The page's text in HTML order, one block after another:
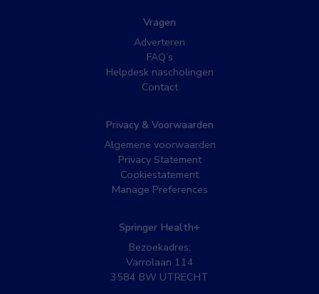
Vragen
Adverteren
FAQ’s
Helpdesk nascholingen
Contact
Privacy & Voorwaarden
Algemene voorwaarden
Privacy Statement
Cookiestatement
Manage Preferences
Springer Health+
Bezoekadres:
Varrolaan 114
3584 BW UTRECHT